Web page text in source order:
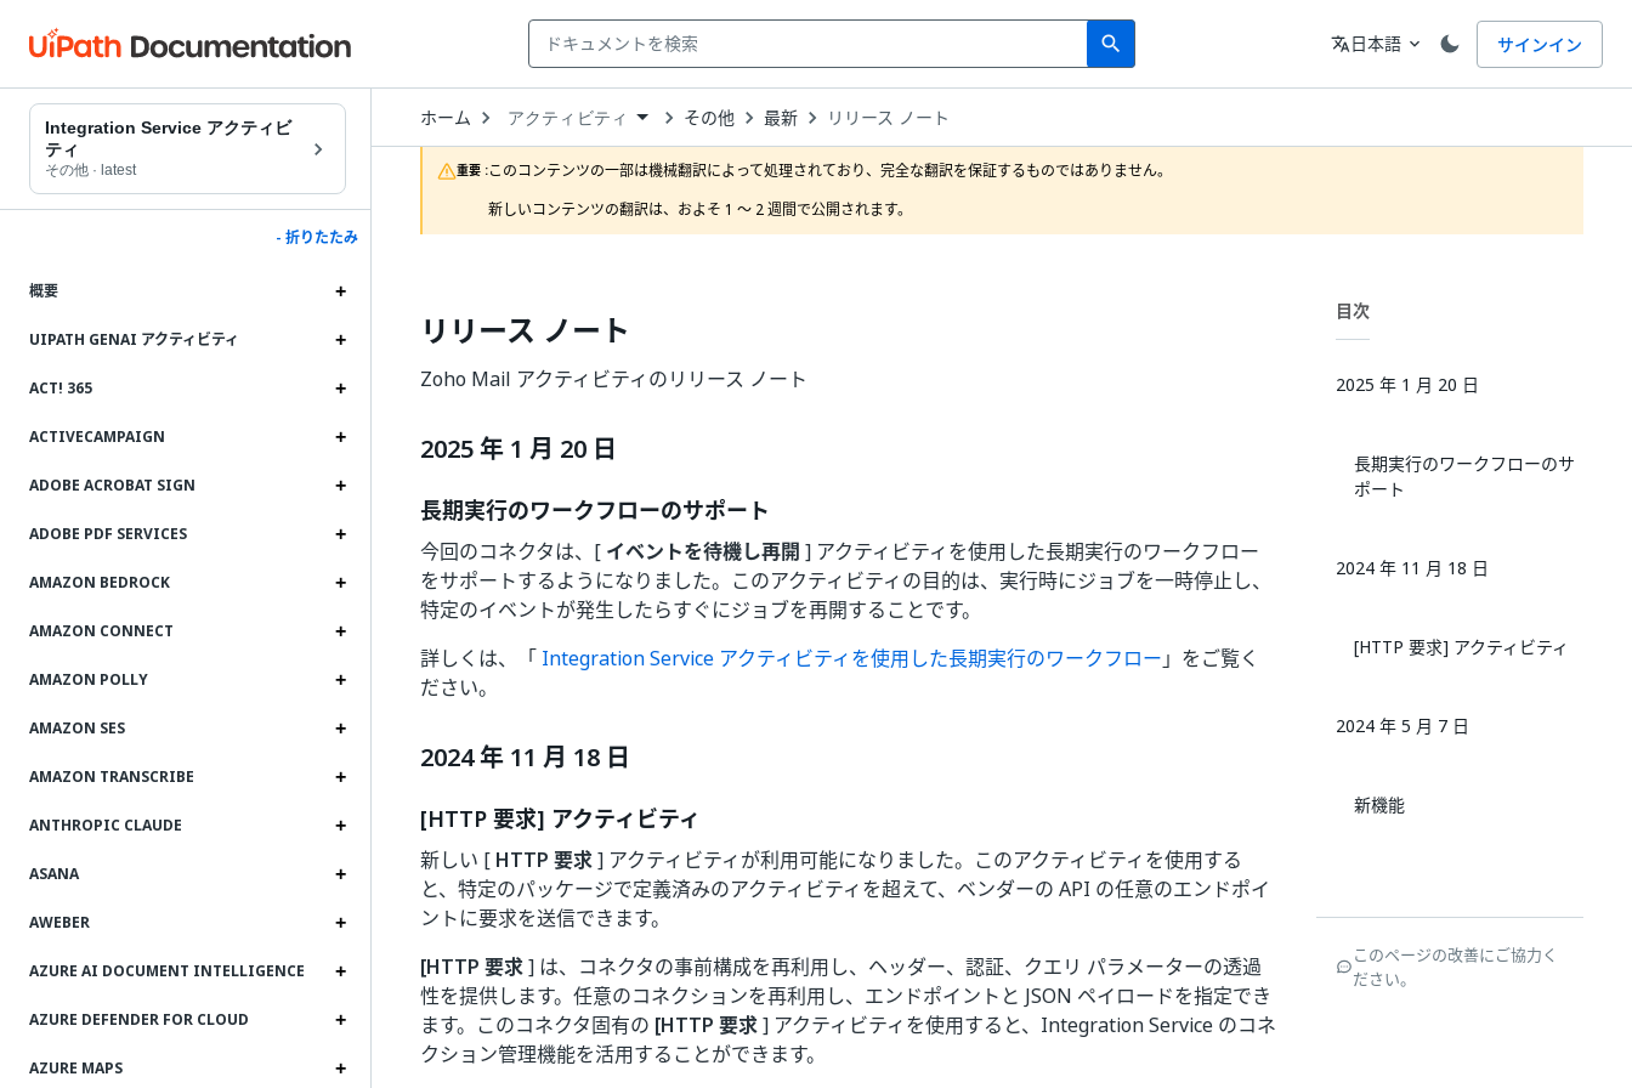
search
Search 言語
translate日本語 expand_more サインイン
Integration Service アクティビ
ティ
その他 · latest
- 折りたたみ
概要
UIPATH GENAI アクティビティ
ACT! 365
ACTIVECAMPAIGN
ADOBE ACROBAT SIGN
ADOBE PDF SERVICES
AMAZON BEDROCK
AMAZON CONNECT
AMAZON POLLY
AMAZON SES
AMAZON TRANSCRIBE
ANTHROPIC CLAUDE
ASANA
AWEBER
AZURE AI DOCUMENT INTELLIGENCE
AZURE DEFENDER FOR CLOUD
AZURE MAPS
ホーム Open
Dropdown
to
choose
product
アクティビティ その他 最新 リリース ノート
重要 :このコンテンツの一部は機械翻訳によって処理されており、完全な翻訳を保証するものではありません。
新しいコンテンツの翻訳は、およそ 1 ～ 2 週間で公開されます。
リリース ノート
Zoho Mail アクティビティのリリース ノート
2025 年 1 月 20 日
長期実行のワークフローのサポート
今回のコネクタは、[ イベントを待機し再開 ] アクティビティを使用した長期実行のワークフロー
をサポートするようになりました。このアクティビティの目的は、実行時にジョブを一時停止し、
特定のイベントが発生したらすぐにジョブを再開することです。
詳しくは、「 Integration Service アクティビティを使用した長期実行のワークフロー 」をご覧く
ださい。
2024 年 11 月 18 日
[HTTP 要求] アクティビティ
新しい [ HTTP 要求] アクティビティが利用可能になりました。このアクティビティを使用する
と、特定のパッケージで定義済みのアクティビティを超えて、ベンダーの API の任意のエンドポイ
ントに要求を送信できます。
[HTTP 要求] は、コネクタの事前構成を再利用し、ヘッダー、認証、クエリ パラメーターの透過
性を提供します。任意のコネクションを再利用し、エンドポイントと JSON ペイロードを指定でき
ます。このコネクタ固有の [HTTP 要求] アクティビティを使用すると、Integration Service のコネ
クション管理機能を活用することができます。
目次
2025 年 1 月 20 日
長期実行のワークフローのサ
ポート
2024 年 11 月 18 日
[HTTP 要求] アクティビティ
2024 年 5 月 7 日
新機能
このページの改善にご協力く
ださい。